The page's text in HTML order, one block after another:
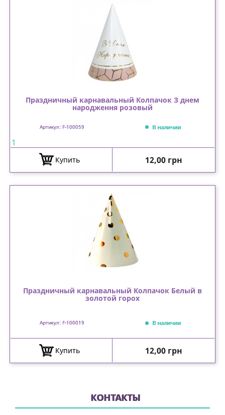
Праздничный карнавальный Колпачок З днем
народження розовый
Артикул: F-100059 В наличии
1
Купить Цена
12,00 грн
Праздничный карнавальный Колпачок Белый в
золотой горох
Артикул: F-100019 В наличии
Купить Цена
12,00 грн
КОНТАКТЫ